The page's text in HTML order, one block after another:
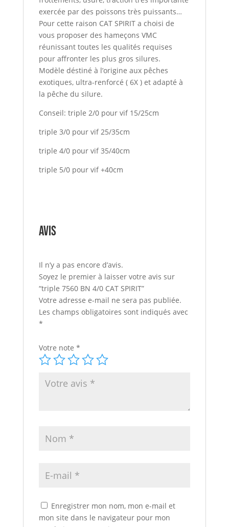
exercée par des poissons très puissants…
Pour cette raison CAT SPIRIT a choisi de
vous proposer des hameçons VMC
réunissant toutes les qualités requises
pour affronter les plus gros silures.
Modèle déstiné à l’origine aux pêches
exotiques, ultra-renforcé ( 6X ) et adapté à
la pêche du silure.
Conseil: triple 2/0 pour vif 15/25cm
triple 3/0 pour vif 25/35cm
triple 4/0 pour vif 35/40cm
triple 5/0 pour vif +40cm
Avis
Il n’y a pas encore d’avis.
Soyez le premier à laisser votre avis sur
“triple 7560 BN 4/0 CAT SPIRIT”
Votre adresse e-mail ne sera pas publiée.
Les champs obligatoires sont indiqués avec
*
Votre note *
Enregistrer mon nom, mon e-mail et
mon site dans le navigateur pour mon